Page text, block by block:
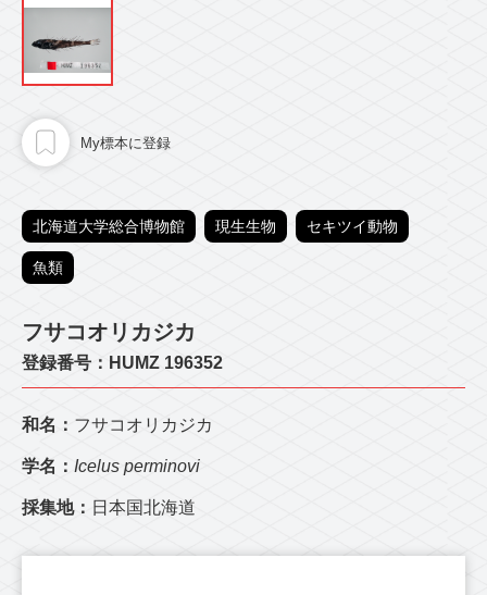
My標本に登録
北海道大学総合博物館 現生生物 セキツイ動物
魚類
フサコオリカジカ
登録番号：HUMZ 196352
和名： フサコオリカジカ
学名： Icelus perminovi
採集地： 日本国北海道